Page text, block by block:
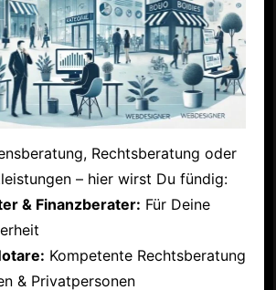
Rechtsberatung oder
– hier wirst Du fündig:
& Finanzberater: Für Deine
Kompetente Rechtsberatung
& Privatpersonen